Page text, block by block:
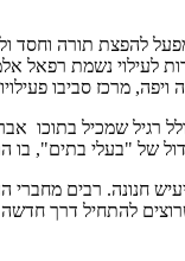
להפצת תורה וחסד
לעילוי נשמת
ויפה, מרכז סביבו
רגיל שמכיל בתוכו
של "בעלי בתים",
יו"ר העמותה, הרב יעיש
להתחיל דרך חדשה ,